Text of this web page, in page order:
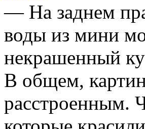
— На заднем
воды из мини
некрашенный
В общем,
расстроенным.